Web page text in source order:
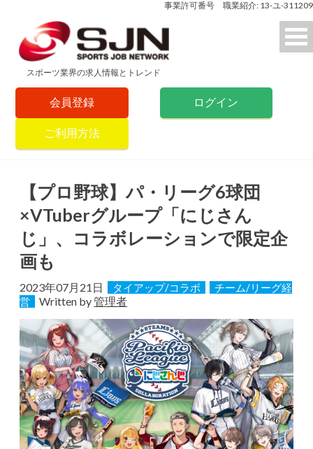
事業許可番号 職業紹介: 13-ユ-311209
スポーツ業界の求人情報とトレンド
会員登録 ログイン
ご利用方法
【プロ野球】パ・リーグ6球団
×VTuberグループ「にじさん
じ」、コラボレーションで限定企
画も
2023年07月21日 タイアップ/コラボ
チーム/リーグ経
営
Written by管理者